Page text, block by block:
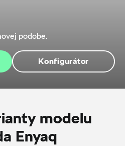
podobe.
Konfigurátor
modelu
Enyaq